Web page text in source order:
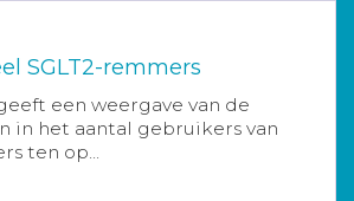
SGLT2-remmers
een weergave van de
in het aantal gebruikers van
ten op...